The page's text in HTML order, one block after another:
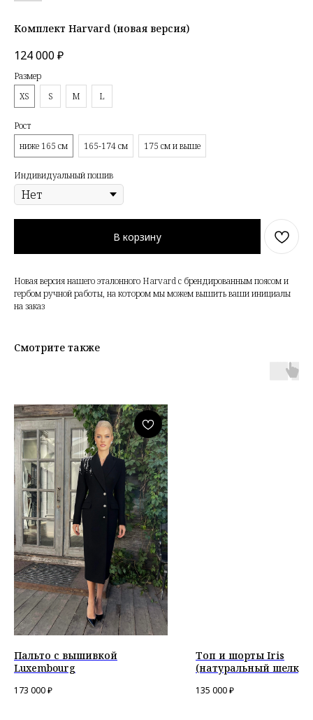
Комплект Harvard (новая версия)
124 000₽
Размер
XS
S M L
Рост
ниже 165 см
165-174 см 175 см и выше
Индивидуальный пошив
В корзину
Новая версия нашего эталонного Harvard с брендированным поясом и
гербом ручной работы, на котором мы можем вышить ваши инициалы
на заказ
Смотрите также
Пальто с вышивкой
Luxembourg
173 000₽
Топ и шорты Iris
(натуральный шелк)
135 000₽